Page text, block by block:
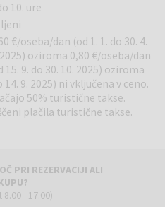
10. ure
€/oseba/dan (od 1. 1. do 30. 4.
oziroma 0,80 €/oseba/dan
15. 9. do 30. 10. 2025) oziroma
9. 2025) ni vključena v ceno.
50% turistične takse.
plačila turistične takse.
PRI REZERVACIJI ALI
8.00 - 17.00)